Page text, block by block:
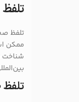
تلفظ
ممکن
شناخت